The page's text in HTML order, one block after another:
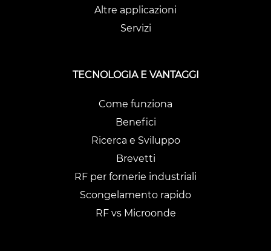
Altre applicazioni
Servizi
TECNOLOGIA E VANTAGGI
Come funziona
Benefici
Ricerca e Sviluppo
Brevetti
RF per fornerie industriali
Scongelamento rapido
RF vs Microonde